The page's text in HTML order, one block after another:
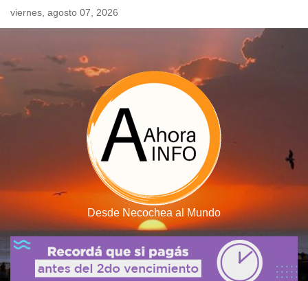
Skipviernes, agosto 07, 2026
Desde Necochea al Mundo